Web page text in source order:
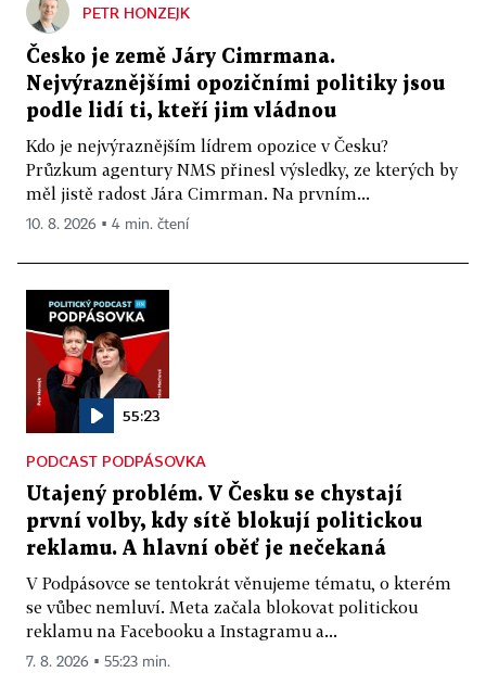
PETR HONZEJK
Česko je země Járy Cimrmana.
Nejvýraznějšími opozičními politiky jsou
podle lidí ti, kteří jim vládnou
Kdo je nejvýraznějším lídrem opozice v Česku?
Průzkum agentury NMS přinesl výsledky, ze kterých by
měl jistě radost Jára Cimrman. Na prvním...
10. 8. 2026 ▪ 4 min. čtení
55:23
PODCAST PODPÁSOVKA
Utajený problém. V Česku se chystají
první volby, kdy sítě blokují politickou
reklamu. A hlavní oběť je nečekaná
V Podpásovce se tentokrát věnujeme tématu, o kterém
se vůbec nemluví. Meta začala blokovat politickou
reklamu na Facebooku a Instagramu a...
7. 8. 2026 ▪ 55:23 min.